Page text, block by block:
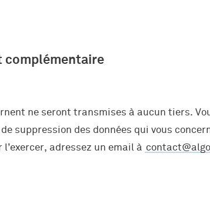
complémentaire
ne seront transmises à aucun tiers.
suppression des données qui vous
adressez un email à